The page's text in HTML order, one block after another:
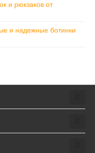
и рюкзаков от
и надежные ботинки